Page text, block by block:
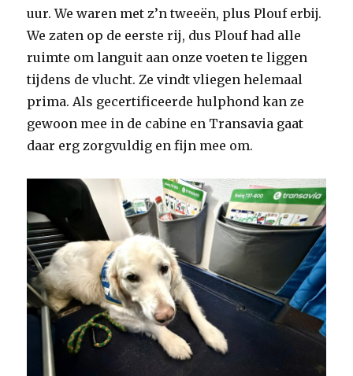
uur. We waren met z’n tweeën, plus Plouf erbij.
We zaten op de eerste rij, dus Plouf had alle
ruimte om languit aan onze voeten te liggen
tijdens de vlucht. Ze vindt vliegen helemaal
prima. Als gecertificeerde hulphond kan ze
gewoon mee in de cabine en Transavia gaat
daar erg zorgvuldig en fijn mee om.